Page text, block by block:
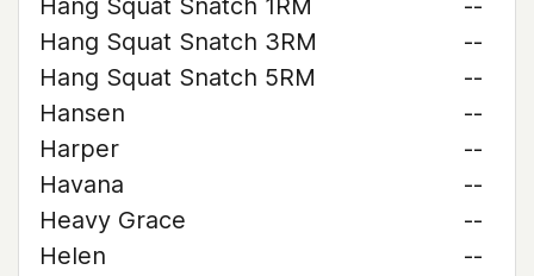
Hang Squat Snatch 1RM
--
Hang Squat Snatch 3RM
--
Hang Squat Snatch 5RM
--
Hansen
--
Harper
--
Havana
--
Heavy Grace
--
Helen
--